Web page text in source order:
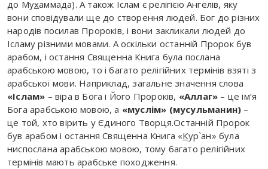
до Мухаммада). А також Іслам є релігією Ангелів, яку
вони сповідували ще до створення людей. Бог до різних
народів посилав Пророків, і вони закликали людей до
Ісламу різними мовами. А оскільки останній Пророк був
арабом, і остання Священна Книга була послана
арабською мовою, то і багато релігійних термінів взяті з
арабської мови. Наприклад, загальне значення слова
«Іслам» – віра в Бога і Його Пророків, «Аллаг» – це ім’я
Бога арабською мовою, а «муслім» (мусульманин) –
це той, хто вірить у Єдиного Творця.Останній Пророк
був арабом і остання Священна Книга «Кур`ан» була
ниспослана арабською мовою, тому багато релігійних
термінів мають арабське походження.